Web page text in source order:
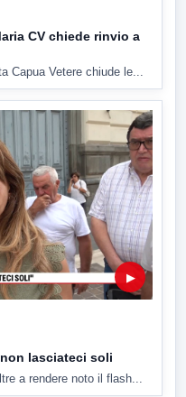
CV chiede rinvio a
Capua Vetere chiude le...
▶
lasciateci soli
a rendere noto il flash...